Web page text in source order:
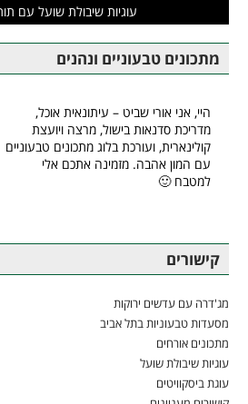
עוגיות שיבולת שועל עם
מתכונים טבעוניים ונהנים
היי, אני אורי שביט – עיתונאית אוכל,
מדריכת סדנאות בישול, מרצה ויועצת
קולינארית, ועורכת בלוג מתכונים טבעוניים
עם המון אהבה. מזמינה אתכם אלי
למטבח 🙂
קישורים
מג'דרה עם עדשים ירוקות
מסעדות טבעוניות בתל אביב
מתכונים אורחים
עוגיות שיבולת שועל
עוגת ביסקוויטים